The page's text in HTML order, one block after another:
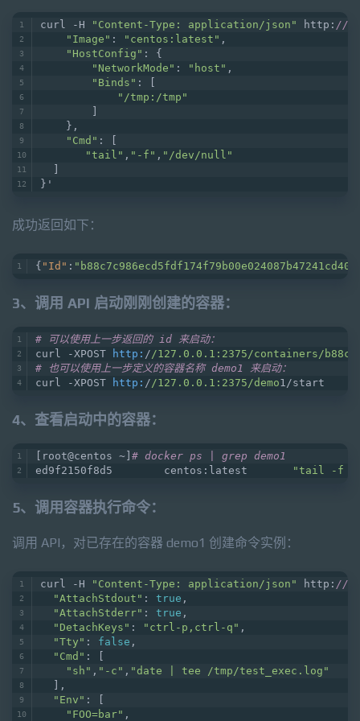
curl -H "Content-Type: application/json" http: //
"Image" : "centos:latest" ,
"HostConfig" : {
"NetworkMode" : "host" ,
"Binds" : [
"/tmp:/tmp"
    },
"Cmd" : [
"tail" , "-f" , "/dev/null"
}'
成功返回如下：
{ "Id" :
3、调用 API 启动刚刚创建的容器：
# 可以使用上一步返回的 id 来启动：
curl -XPOST
http: //127.0.0.1:2375/containers/
# 也可以使用上一步定义的容器名称 demo1 来启动：
curl -XPOST
http: //127.0.0.1:2375/demo1/start
4、查看启动中的容器：
[root@centos ~] # docker ps | grep demo1
ed9f2150f8d5        centos:latest
"tail -f /
5、调用容器执行命令：
调用 API，对已存在的容器 demo1 创建命令实例：
curl -H "Content-Type: application/json" http: //
"AttachStdout" : true ,
"AttachStderr" : true ,
"DetachKeys" : "ctrl-p,ctrl-q" ,
"Tty" : false ,
"Cmd" : [
"sh" , "-c" , "date | tee /tmp/test_exec.log"
  ],
"Env" : [
"FOO=bar" ,